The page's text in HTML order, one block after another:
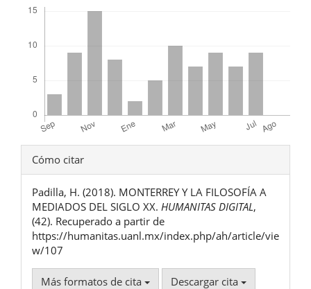
Detalles
del
artículo
Cómo citar
Padilla, H. (2018). MONTERREY Y LA FILOSOFÍA A
MEDIADOS DEL SIGLO XX. HUMANITAS DIGITAL,
(42). Recuperado a partir de
https://humanitas.uanl.mx/index.php/ah/article/vie
w/107
Más formatos de cita Descargar cita